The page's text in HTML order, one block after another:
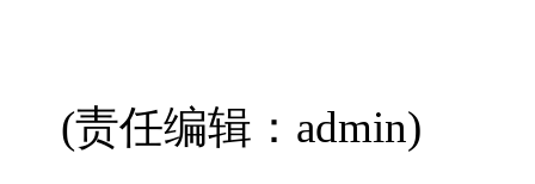
(责任编辑：admin)